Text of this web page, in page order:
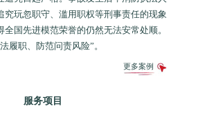
究玩忽职守、滥用职权等刑事责任的现象
国先进模范荣誉的仍然无法安常处顺。
履职、防范问责风险”。
更多案例
服务项目